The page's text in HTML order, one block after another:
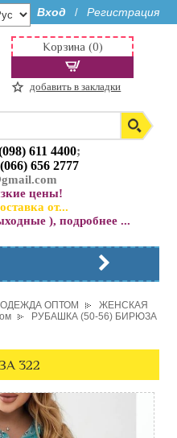
Вход / Регистрация
611 4400;
(066) 656 2777
цены!
от...
), подробнее ...
Корзина (0)
добавить в закладки
ОПТОМ
ЖЕНСКАЯ
РУБАШКА (50-56) БИРЮЗА
322